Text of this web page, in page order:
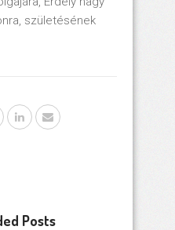
születésének
Posts